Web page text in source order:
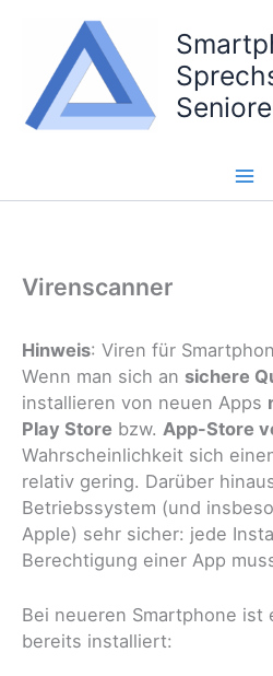
springen
Virenscanner
Hinweis: Viren für
Wenn man sich an sichere
installieren von neuen Apps
Play Store bzw. App-Store
Wahrscheinlichkeit sich
relativ gering. Darüber
Betriebssystem (und
Apple) sehr sicher: jede
Berechtigung einer App
Bei neueren Smartphone ist
bereits installiert: